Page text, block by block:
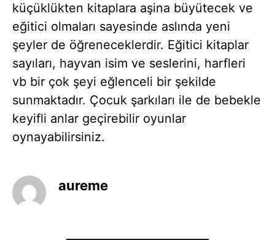
küçüklükten kitaplara aşina büyütecek ve
eğitici olmaları sayesinde aslında yeni
şeyler de öğreneceklerdir. Eğitici kitaplar
sayıları, hayvan isim ve seslerini, harfleri
vb bir çok şeyi eğlenceli bir şekilde
sunmaktadır. Çocuk şarkıları ile de bebekle
keyifli anlar geçirebilir oyunlar
oynayabilirsiniz.
aureme